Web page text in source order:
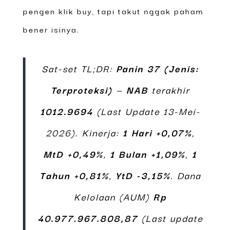
pengen klik buy, tapi takut nggak paham
bener isinya.
Sat-set TL;DR: Panin 37 (Jenis:
Terproteksi) — NAB terakhir
1012.9694 (Last Update 13-Mei-
2026). Kinerja: 1 Hari +0,07%,
MtD +0,49%, 1 Bulan +1,09%, 1
Tahun +0,81%, YtD -3,15%. Dana
Kelolaan (AUM) Rp
40.977.967.808,87(Last update